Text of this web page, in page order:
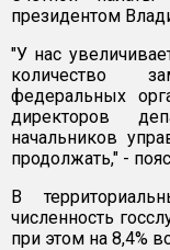
президентом
"У нас
количество
федеральных
директоров
начальников
продолжать," -
В
численность
при этом на 8,4%